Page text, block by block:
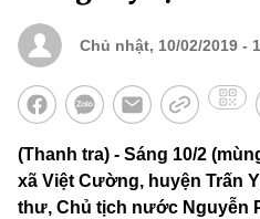
Chủ nhật, 10/02/2019 -
(Thanh tra) - Sáng 10/2
xã Việt Cường, huyện Trấn
thư, Chủ tịch nước Nguyễn